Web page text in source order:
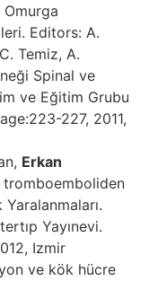
Omurga
Editors: A.
Temiz, A.
Spinal ve
ve Eğitim Grubu
227, 2011,
Erkan
tromboemboliden
Yayınevi.
Izmir
ve kök hücre